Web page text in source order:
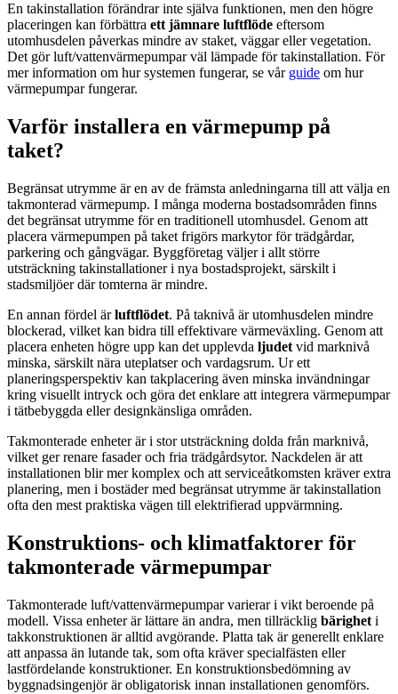
En takinstallation förändrar inte själva funktionen, men den högre
placeringen kan förbättra ett jämnare luftflöde eftersom
utomhusdelen påverkas mindre av staket, väggar eller vegetation.
Det gör luft/vattenvärmepumpar väl lämpade för takinstallation. För
mer information om hur systemen fungerar, se vår guide om hur
värmepumpar fungerar.
Varför installera en värmepump på
taket?
Begränsat utrymme är en av de främsta anledningarna till att välja en
takmonterad värmepump. I många moderna bostadsområden finns
det begränsat utrymme för en traditionell utomhusdel. Genom att
placera värmepumpen på taket frigörs markytor för trädgårdar,
parkering och gångvägar. Byggföretag väljer i allt större
utsträckning takinstallationer i nya bostadsprojekt, särskilt i
stadsmiljöer där tomterna är mindre.
En annan fördel ärluftflödet. På taknivå är utomhusdelen mindre
blockerad, vilket kan bidra till effektivare värmeväxling. Genom att
placera enheten högre upp kan det upplevda ljudet vid marknivå
minska, särskilt nära uteplatser och vardagsrum. Ur ett
planeringsperspektiv kan takplacering även minska invändningar
kring visuellt intryck och göra det enklare att integrera värmepumpar
i tätbebyggda eller designkänsliga områden.
Takmonterade enheter är i stor utsträckning dolda från marknivå,
vilket ger renare fasader och fria trädgårdsytor. Nackdelen är att
installationen blir mer komplex och att serviceåtkomsten kräver extra
planering, men i bostäder med begränsat utrymme är takinstallation
ofta den mest praktiska vägen till elektrifierad uppvärmning.
Konstruktions- och klimatfaktorer för
takmonterade värmepumpar
Takmonterade luft/vattenvärmepumpar varierar i vikt beroende på
modell. Vissa enheter är lättare än andra, men tillräcklig bärighet i
takkonstruktionen är alltid avgörande. Platta tak är generellt enklare
att anpassa än lutande tak, som ofta kräver specialfästen eller
lastfördelande konstruktioner. En konstruktionsbedömning av
byggnadsingenjör är obligatorisk innan installationen genomförs.